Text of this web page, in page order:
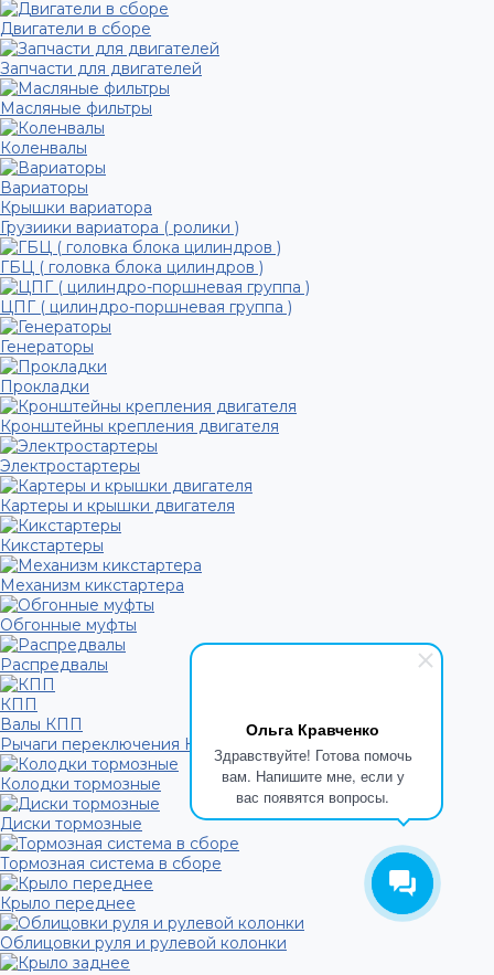
Ольга Кравченко
Здравствуйте! Готова помочь
вам. Напишите мне, если у
вас появятся вопросы.
Двигатели в сборе
Запчасти для двигателей
Масляные фильтры
Коленвалы
Вариаторы
Крышки вариатора
Грузиики вариатора ( ролики )
ГБЦ ( головка блока цилиндров )
ЦПГ ( цилиндро-поршневая группа )
Генераторы
Прокладки
Кронштейны крепления двигателя
Электростартеры
Картеры и крышки двигателя
Кикстартеры
Механизм кикстартера
Обгонные муфты
Распредвалы
КПП
Валы КПП
Рычаги переключения КПП
Колодки тормозные
Диски тормозные
Тормозная система в сборе
Крыло переднее
Облицовки руля и рулевой колонки